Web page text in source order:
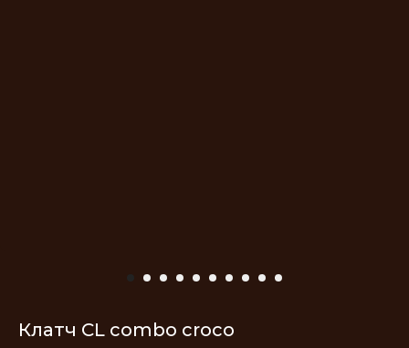
Клатч CL combo croco